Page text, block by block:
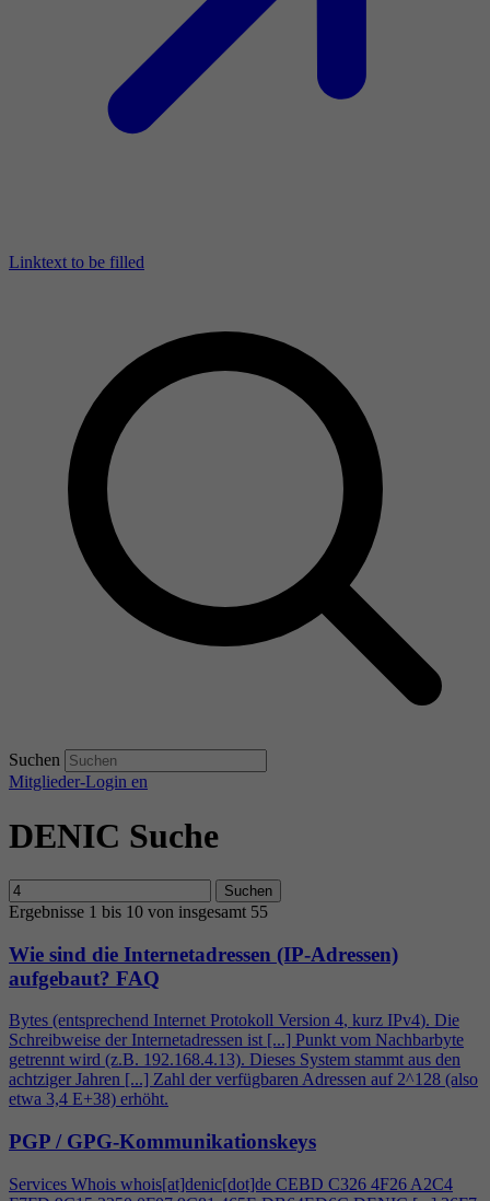
Linktext to be filled
Suchen
Mitglieder-Login en
DENIC Suche
Suchen
Ergebnisse 1 bis 10 von insgesamt 55
Wie sind die Internetadressen (IP-Adressen)
aufgebaut? FAQ
Bytes (entsprechend Internet Protokoll Version 4, kurz IPv4). Die
Schreibweise der Internetadressen ist [...] Punkt vom Nachbarbyte
getrennt wird (z.B. 192.168.4.13). Dieses System stammt aus den
achtziger Jahren [...] Zahl der verfügbaren Adressen auf 2^128 (also
etwa 3,4 E+38) erhöht.
PGP / GPG-Kommunikationskeys
Services Whois whois[at]denic[dot]de CEBD C326 4F26 A2C4